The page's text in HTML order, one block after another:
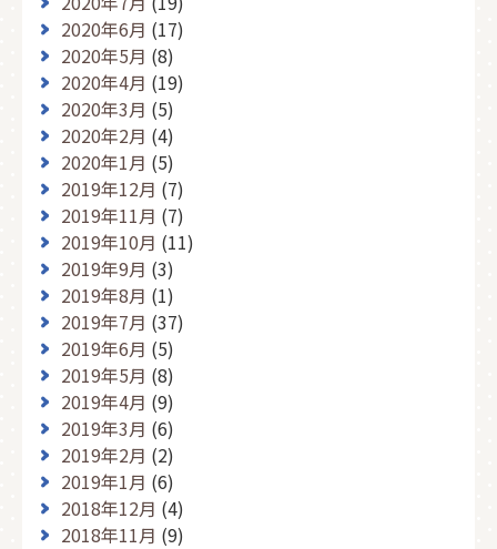
2020年6月 (17)
2020年5月 (8)
2020年4月 (19)
2020年3月 (5)
2020年2月 (4)
2020年1月 (5)
2019年12月 (7)
2019年11月 (7)
2019年10月 (11)
2019年9月 (3)
2019年8月 (1)
2019年7月 (37)
2019年6月 (5)
2019年5月 (8)
2019年4月 (9)
2019年3月 (6)
2019年2月 (2)
2019年1月 (6)
2018年12月 (4)
2018年11月 (9)